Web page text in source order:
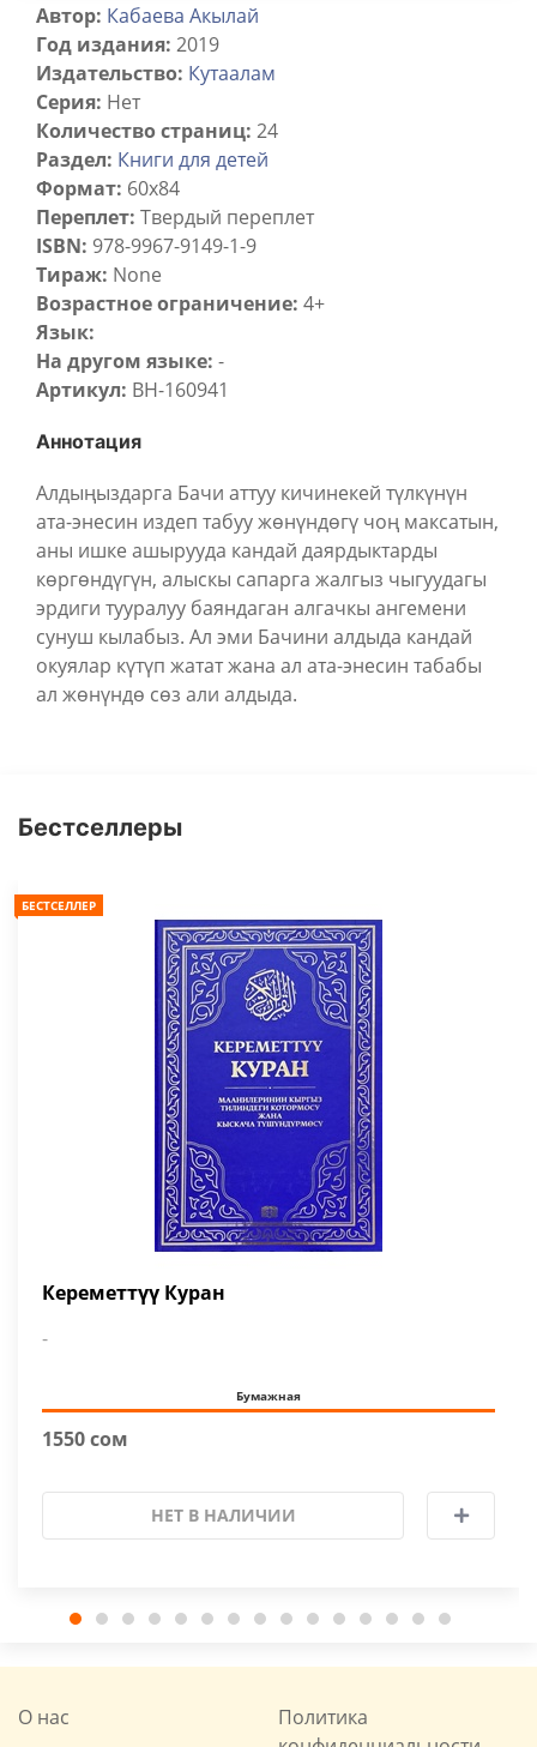
Автор: Кабаева Акылай
Год издания: 2019
Издательство: Кутаалам
Серия: Нет
Количество страниц: 24
Раздел: Книги для детей
Формат: 60х84
Переплет: Твердый переплет
ISBN: 978-9967-9149-1-9
Тираж: None
Возрастное ограничение: 4+
Язык:
На другом языке: -
Артикул: BH-160941
Аннотация
Алдыңыздарга Бачи аттуу кичинекей түлкүнүн
ата-энесин издеп табуу жөнүндөгү чоң максатын,
аны ишке ашырууда кандай даярдыктарды
көргөндүгүн, алыскы сапарга жалгыз чыгуудагы
эрдиги тууралуу баяндаган алгачкы ангемени
сунуш кылабыз. Ал эми Бачини алдыда кандай
окуялар күтүп жатат жана ал ата-энесин табабы
ал жөнүндө сөз али алдыда.
Бестселлеры
БЕСТСЕЛЛЕР
Кереметтүү Куран
-
Бумажная
1550 сом
НЕТ В НАЛИЧИИ
О нас
Политика